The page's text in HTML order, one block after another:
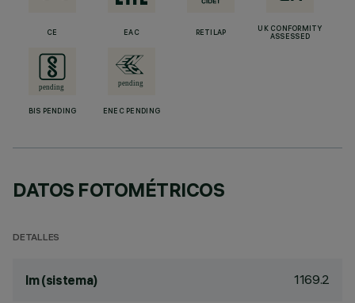
CE EAC RETILAP
UK CONFORMITY
ASSESSED
BIS PENDING ENEC PENDING
DATOS FOTOMÉTRICOS
DETALLES
lm (sistema) 1169.2